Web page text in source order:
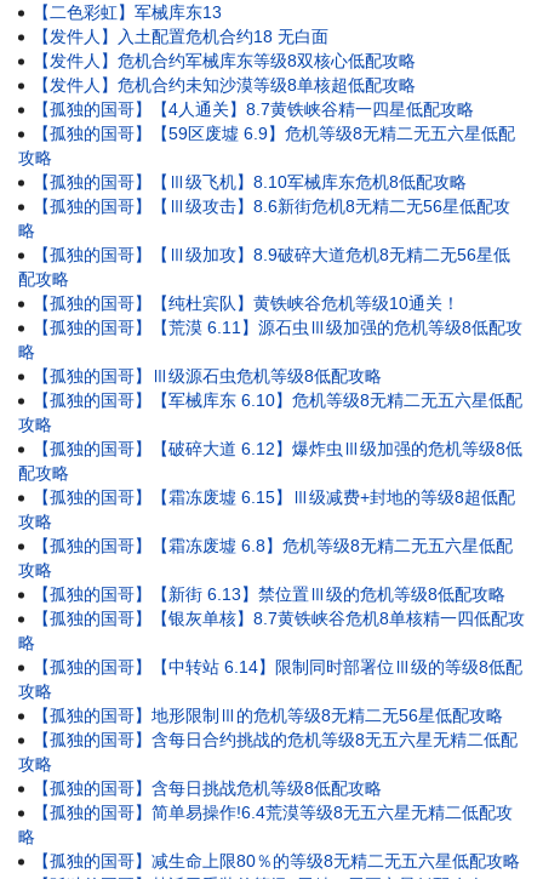
【二色彩虹】军械库东13
【发件人】入土配置危机合约18 无白面
【发件人】危机合约军械库东等级8双核心低配攻略
【发件人】危机合约未知沙漠等级8单核超低配攻略
【孤独的国哥】【4人通关】8.7黄铁峡谷精一四星低配攻略
【孤独的国哥】【59区废墟 6.9】危机等级8无精二无五六星低配
攻略
【孤独的国哥】【Ⅲ级飞机】8.10军械库东危机8低配攻略
【孤独的国哥】【Ⅲ级攻击】8.6新街危机8无精二无56星低配攻
略
【孤独的国哥】【Ⅲ级加攻】8.9破碎大道危机8无精二无56星低
配攻略
【孤独的国哥】【纯杜宾队】黄铁峡谷危机等级10通关！
【孤独的国哥】【荒漠 6.11】源石虫Ⅲ级加强的危机等级8低配攻
略
【孤独的国哥】Ⅲ级源石虫危机等级8低配攻略
【孤独的国哥】【军械库东 6.10】危机等级8无精二无五六星低配
攻略
【孤独的国哥】【破碎大道 6.12】爆炸虫Ⅲ级加强的危机等级8低
配攻略
【孤独的国哥】【霜冻废墟 6.15】Ⅲ级减费+封地的等级8超低配
攻略
【孤独的国哥】【霜冻废墟 6.8】危机等级8无精二无五六星低配
攻略
【孤独的国哥】【新街 6.13】禁位置Ⅲ级的危机等级8低配攻略
【孤独的国哥】【银灰单核】8.7黄铁峡谷危机8单核精一四低配攻
略
【孤独的国哥】【中转站 6.14】限制同时部署位Ⅲ级的等级8低配
攻略
【孤独的国哥】地形限制Ⅲ的危机等级8无精二无56星低配攻略
【孤独的国哥】含每日合约挑战的危机等级8无五六星无精二低配
攻略
【孤独的国哥】含每日挑战危机等级8低配攻略
【孤独的国哥】简单易操作!6.4荒漠等级8无五六星无精二低配攻
略
【孤独的国哥】减生命上限80％的等级8无精二无五六星低配攻略